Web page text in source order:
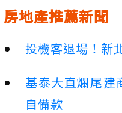
房地產推薦新聞
投機客退場！新
基泰大直爛尾建
自備款